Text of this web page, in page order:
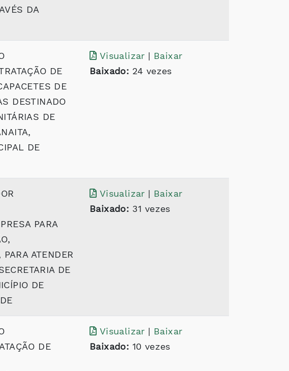
DA
DE
DE
DESTINADO
DE
DE
Visualizar | Baixar
Baixado: 24 vezes
PARA
ATENDER
DE
DE
Visualizar | Baixar
Baixado: 31 vezes
DE
Visualizar | Baixar
Baixado: 10 vezes